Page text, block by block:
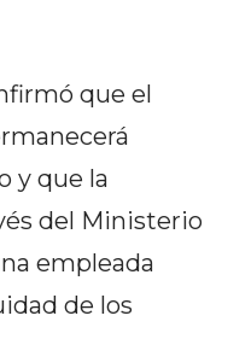
que el
y que la
del Ministerio
empleada
de los